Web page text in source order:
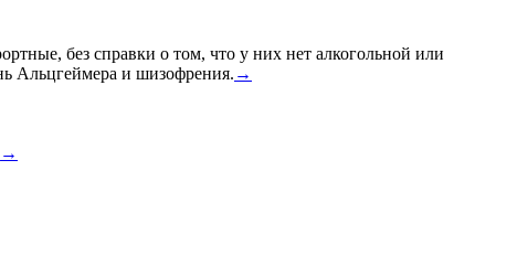
без справки о том, что у них нет алкогольной или
Альцгеймера и шизофрения. →
→